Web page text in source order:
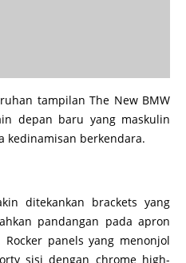
tampilan The New BMW
depan baru yang maskulin
kedinamisan berkendara.
ditekankan brackets yang
pandangan pada apron
panels yang menonjol
sisi dengan chrome high-